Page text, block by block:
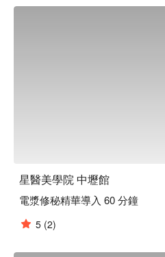
星醫美學院 中壢館
電漿修秘精華導入 60 分鐘
5 (2)